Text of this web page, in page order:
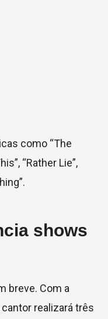
como “The
“Rather Lie”,
shows
breve. Com a
cantor realizará três